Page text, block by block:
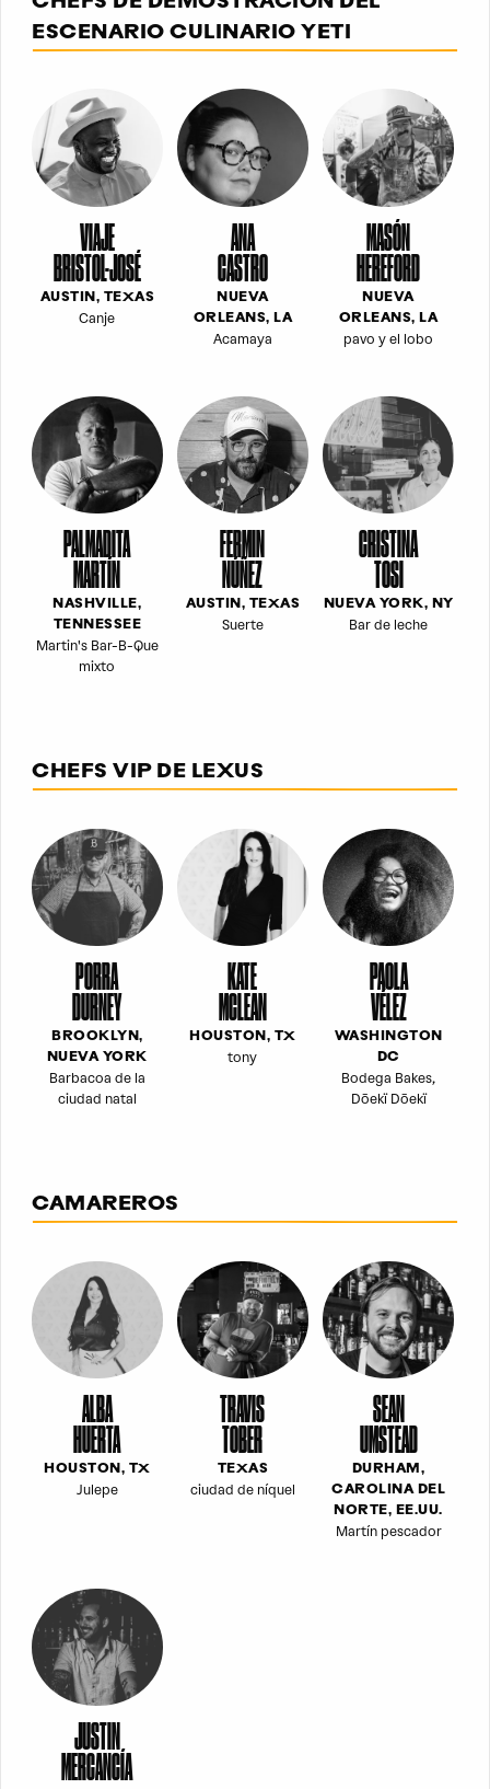
ESCENARIO CULINARIO YETI
VIAJE
BRISTOL-JOSÉ
AUSTIN, TEXAS
Canje
ANA
CASTRO
NUEVA
ORLEANS, LA
Acamaya
MASÓN
HEREFORD
NUEVA
ORLEANS, LA
pavo y el lobo
PALMADITA
MARTÍN
NASHVILLE,
TENNESSEE
Martin's Bar-B-Que
mixto
FERMIN
NÚÑEZ
AUSTIN, TEXAS
Suerte
CRISTINA
TOSI
NUEVA YORK, NY
Bar de leche
CHEFS VIP DE LEXUS
PORRA
DURNEY
BROOKLYN,
NUEVA YORK
Barbacoa de la
ciudad natal
KATE
MCLEAN
HOUSTON, TX
tony
PAOLA
VÉLEZ
WASHINGTON
DC
Bodega Bakes,
Dōekï Dōekï
CAMAREROS
ALBA
HUERTA
HOUSTON, TX
Julepe
TRAVIS
TOBER
TEXAS
ciudad de níquel
SEAN
UMSTEAD
DURHAM,
CAROLINA DEL
NORTE, EE.UU.
Martín pescador
JUSTIN
MERCANCÍA